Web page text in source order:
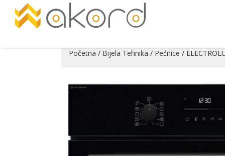
Početna / Bijela Tehnika / Pećnice /